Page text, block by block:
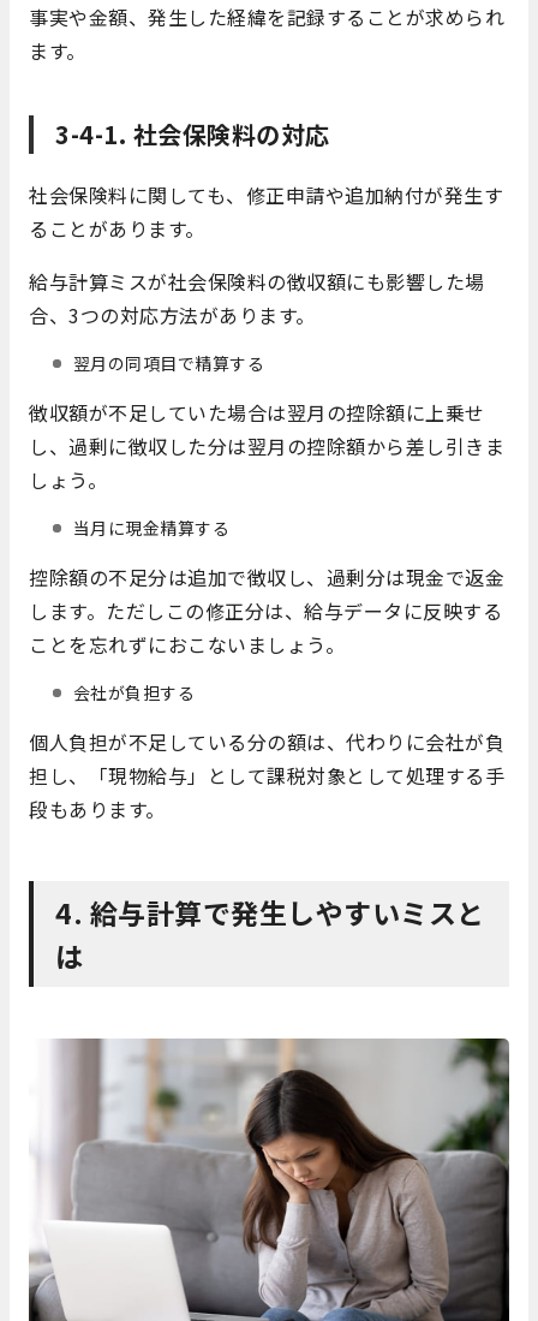
事実や金額、発生した経緯を記録することが求められ
ます。
3-4-1. 社会保険料の対応
社会保険料に関しても、修正申請や追加納付が発生す
ることがあります。
給与計算ミスが社会保険料の徴収額にも影響した場
合、3つの対応方法があります。
翌月の同項目で精算する
徴収額が不足していた場合は翌月の控除額に上乗せ
し、過剰に徴収した分は翌月の控除額から差し引きま
しょう。
当月に現金精算する
控除額の不足分は追加で徴収し、過剰分は現金で返金
します。ただしこの修正分は、給与データに反映する
ことを忘れずにおこないましょう。
会社が負担する
個人負担が不足している分の額は、代わりに会社が負
担し、「現物給与」として課税対象として処理する手
段もあります。
4. 給与計算で発生しやすいミスと
は